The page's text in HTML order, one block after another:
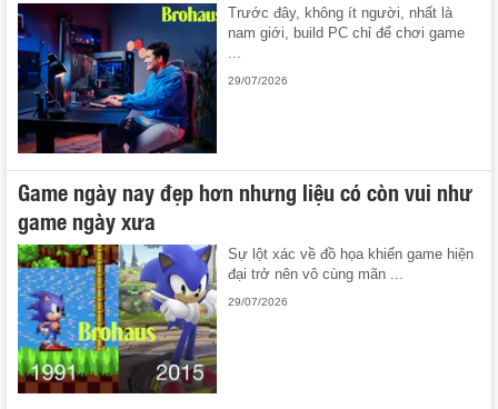
Trước đây, không ít người, nhất là
nam giới, build PC chỉ để chơi game
...
29/07/2026
Game ngày nay đẹp hơn nhưng liệu có còn vui như
game ngày xưa
Sự lột xác về đồ họa khiến game hiện
đại trở nên vô cùng mãn ...
29/07/2026